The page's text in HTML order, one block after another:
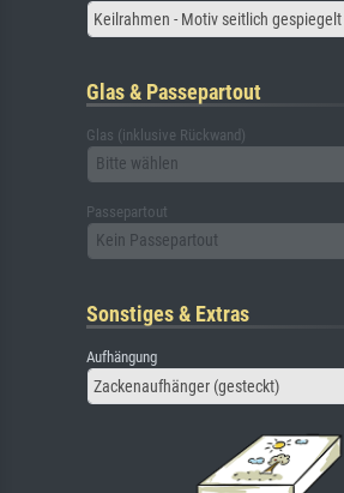
Keilrahmen - Motiv seitlich gespiegelt
Glas & Passepartout
Glas (inklusive Rückwand)
Bitte wählen
Passepartout
Kein Passepartout
Sonstiges & Extras
Aufhängung
Zackenaufhänger (gesteckt)